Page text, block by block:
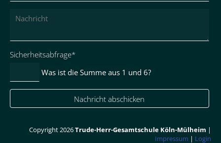
Pflichtfeld
Sicherheitsabfrage*
Was ist die Summe aus 1 und 6?
Nachricht abschicken
Copyright 2026Trude-Herr-Gesamtschule Köln-Mülheim |
Impressum | Login